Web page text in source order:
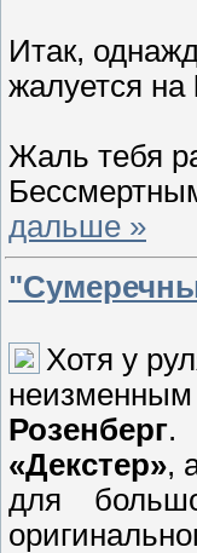
Итак,
жалуется на
Жаль тебя
дальше »
Хотя у
неизменным
Розенберг.
«Декстер»,
для